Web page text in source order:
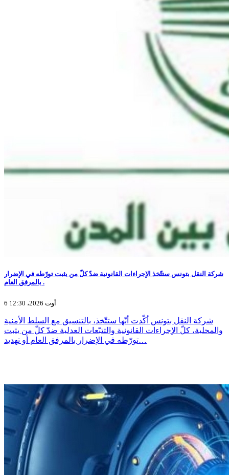
شركة النقل بتونس ستتّخذ الإجراءات القانونية ضدّ كلّ من يثبت تورّطه في الإضرار
بالمرفق العام .
6 أوت 2026، 12:30
شركة النقل بتونس أكّدت أنّها ستتّخذ، بالتنسيق مع السلط الأمنية
والمحلية، كلّ الإجراءات القانونية والتتبّعات العدلية ضدّ كلّ من يثبت
تورّطه في الإضرار بالمرفق العام أو تهديد…